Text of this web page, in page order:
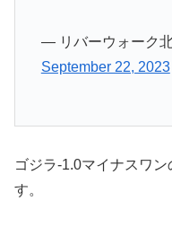
— リバーウォーク
September 22, 2023
ゴジラ-1.0マイナスワ
す。